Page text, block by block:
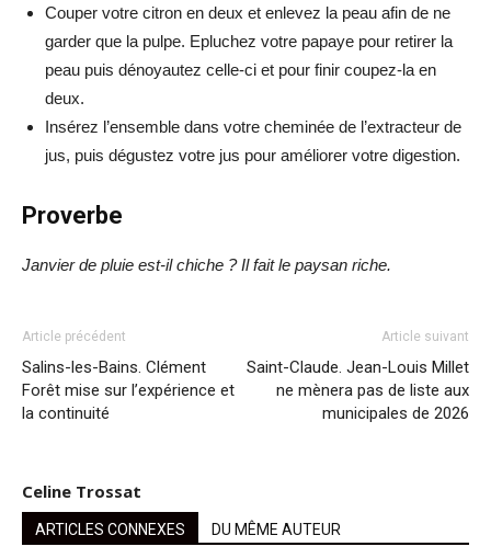
Couper votre citron en deux et enlevez la peau afin de ne
garder que la pulpe. Epluchez votre papaye pour retirer la
peau puis dénoyautez celle-ci et pour finir coupez-la en
deux.
Insérez l’ensemble dans votre cheminée de l’extracteur de
jus, puis dégustez votre jus pour améliorer votre digestion.
Proverbe
Janvier de pluie est-il chiche ? Il fait le paysan riche.
Article précédent
Salins-les-Bains. Clément
Forêt mise sur l’expérience et
la continuité
Article suivant
Saint-Claude. Jean-Louis Millet
ne mènera pas de liste aux
municipales de 2026
Celine Trossat
ARTICLES CONNEXES DU MÊME AUTEUR